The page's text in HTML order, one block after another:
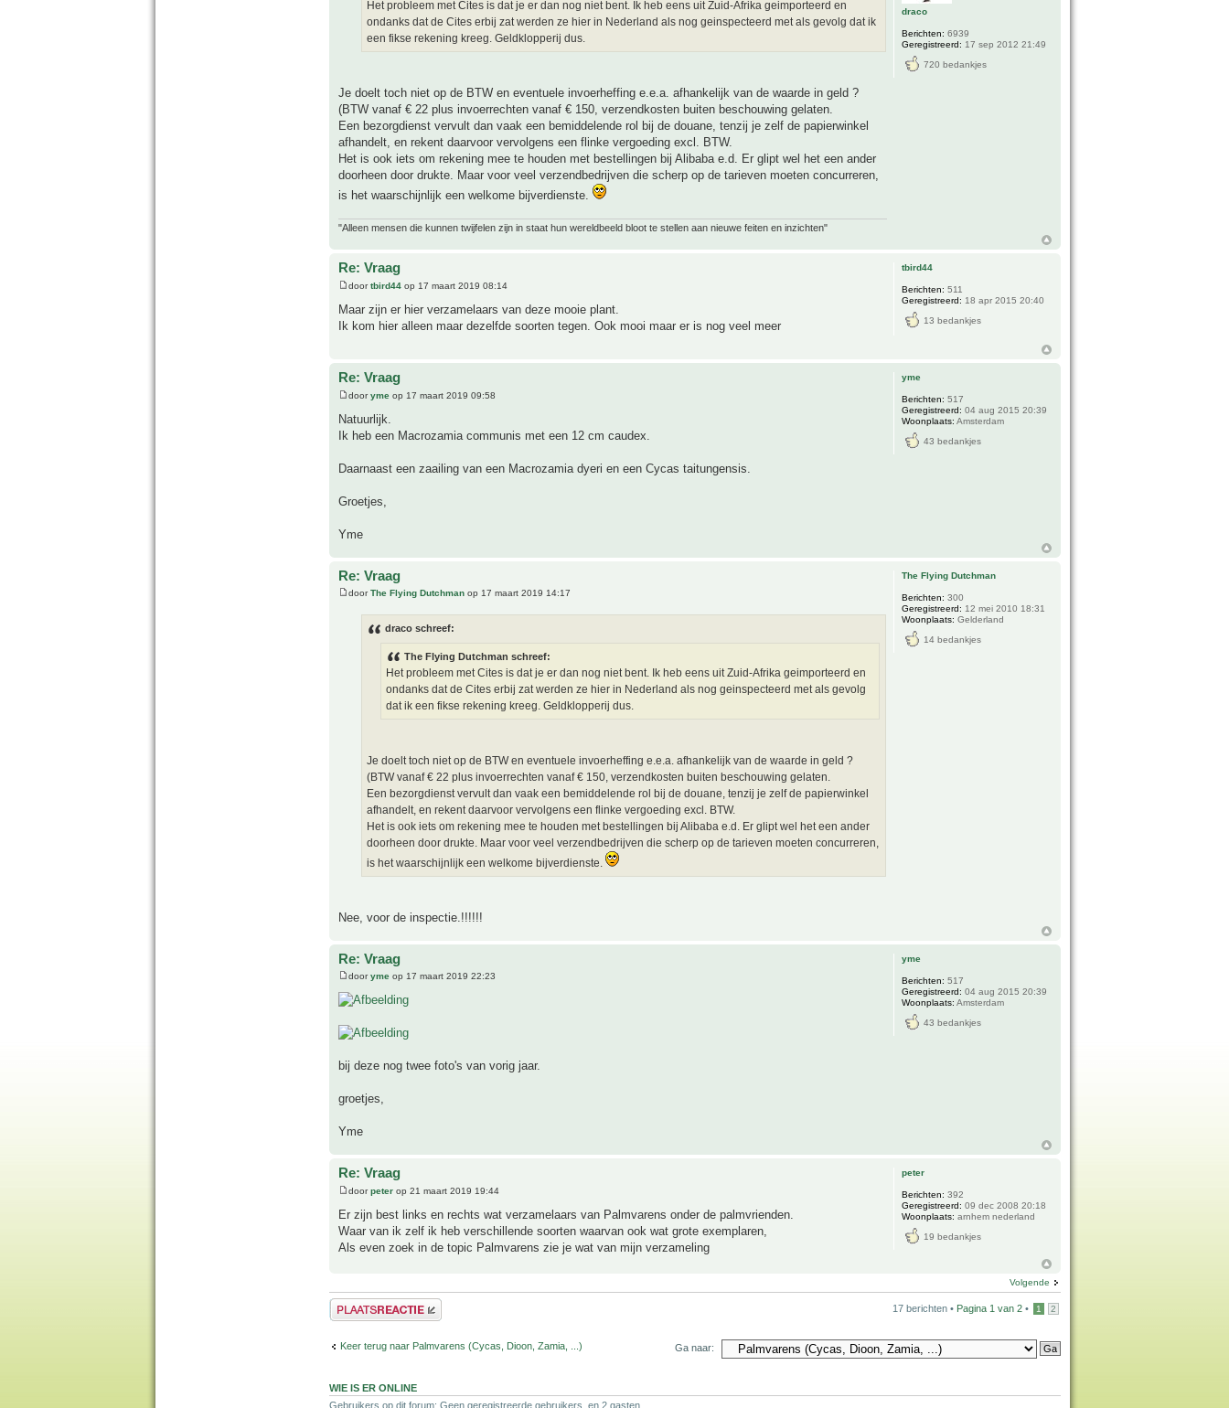
Het probleem met Cites is dat je er dan nog niet bent. Ik heb eens uit Zuid-Afrika geimporteerd en
ondanks dat de Cites erbij zat werden ze hier in Nederland als nog geinspecteerd met als gevolg dat ik
een fikse rekening kreeg. Geldklopperij dus.
Je doelt toch niet op de BTW en eventuele invoerheffing e.e.a. afhankelijk van de waarde in geld ?
(BTW vanaf € 22 plus invoerrechten vanaf € 150, verzendkosten buiten beschouwing gelaten.
Een bezorgdienst vervult dan vaak een bemiddelende rol bij de douane, tenzij je zelf de papierwinkel
afhandelt, en rekent daarvoor vervolgens een flinke vergoeding excl. BTW.
Het is ook iets om rekening mee te houden met bestellingen bij Alibaba e.d. Er glipt wel het een ander
doorheen door drukte. Maar voor veel verzendbedrijven die scherp op de tarieven moeten concurreren,
is het waarschijnlijk een welkome bijverdienste.
"Alleen mensen die kunnen twijfelen zijn in staat hun wereldbeeld bloot te stellen aan nieuwe feiten en inzichten"
draco
Berichten: 6939
Geregistreerd: 17 sep 2012 21:49
720 bedankjes
Re: Vraag
doortbird44 op 17 maart 2019 08:14
Maar zijn er hier verzamelaars van deze mooie plant.
Ik kom hier alleen maar dezelfde soorten tegen. Ook mooi maar er is nog veel meer
tbird44
Berichten: 511
Geregistreerd: 18 apr 2015 20:40
13 bedankjes
Re: Vraag
dooryme op 17 maart 2019 09:58
Natuurlijk.
Ik heb een Macrozamia communis met een 12 cm caudex.
Daarnaast een zaailing van een Macrozamia dyeri en een Cycas taitungensis.
Groetjes,
Yme
yme
Berichten: 517
Geregistreerd: 04 aug 2015 20:39
Woonplaats: Amsterdam
43 bedankjes
Re: Vraag
doorThe Flying Dutchman op 17 maart 2019 14:17
draco schreef:
The Flying Dutchman schreef:
Het probleem met Cites is dat je er dan nog niet bent. Ik heb eens uit Zuid-Afrika geimporteerd en
ondanks dat de Cites erbij zat werden ze hier in Nederland als nog geinspecteerd met als gevolg
dat ik een fikse rekening kreeg. Geldklopperij dus.
Je doelt toch niet op de BTW en eventuele invoerheffing e.e.a. afhankelijk van de waarde in geld ?
(BTW vanaf € 22 plus invoerrechten vanaf € 150, verzendkosten buiten beschouwing gelaten.
Een bezorgdienst vervult dan vaak een bemiddelende rol bij de douane, tenzij je zelf de papierwinkel
afhandelt, en rekent daarvoor vervolgens een flinke vergoeding excl. BTW.
Het is ook iets om rekening mee te houden met bestellingen bij Alibaba e.d. Er glipt wel het een ander
doorheen door drukte. Maar voor veel verzendbedrijven die scherp op de tarieven moeten concurreren,
is het waarschijnlijk een welkome bijverdienste.
Nee, voor de inspectie.!!!!!!
The Flying Dutchman
Berichten: 300
Geregistreerd: 12 mei 2010 18:31
Woonplaats: Gelderland
14 bedankjes
Re: Vraag
dooryme op 17 maart 2019 22:23
bij deze nog twee foto's van vorig jaar.
groetjes,
Yme
yme
Berichten: 517
Geregistreerd: 04 aug 2015 20:39
Woonplaats: Amsterdam
43 bedankjes
Re: Vraag
doorpeter op 21 maart 2019 19:44
Er zijn best links en rechts wat verzamelaars van Palmvarens onder de palmvrienden.
Waar van ik zelf ik heb verschillende soorten waarvan ook wat grote exemplaren,
Als even zoek in de topic Palmvarens zie je wat van mijn verzameling
peter
Berichten: 392
Geregistreerd: 09 dec 2008 20:18
Woonplaats: arnhem nederland
19 bedankjes
Volgende
Plaats een reactie 17 berichten • Pagina 1 van 2 • 1 2
Keer terug naar Palmvarens (Cycas, Dioon, Zamia, ...) Ga naar:
WIE IS ER ONLINE
Gebruikers op dit forum: Geen geregistreerde gebruikers. en 2 gasten